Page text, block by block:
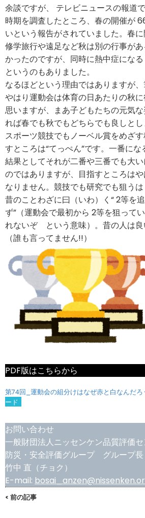
余談ですが、 テレビニュースの報道
時期を調査したところ、春の開催が
いという報告がされていました。春に
修学旅行や遠足など秋は別の行事が
かったのですが、同時に熱中症にな
というのもありました。
なるほどという理由ではありますが
やはり運動会は体育の日あたりの秋
思いますが、まあ子どもたちの元気
れば春でも秋でもどちらでも良しとし
スポーツ競技でもノーベル賞をめざ
すところは“てっぺん”です。一番にな
結果としてそれが二番や三番でも大
のではありますが、目指すところは
なりません。競技でも研究でも狙うは
昔のことわざに曰（いわ）く“ 2等を
ず”（運動会で最初から 2等を狙って
れないぞ という意味）。昔の人は良
（誰も言ってません!!）
PDF版はこちらから
第74回_運動会の組分けはなぜ赤と白なんだろ
ード
お問い合わせ
一般財団法人ニッセンケン品質評価
防災・安全評価グループ グループ長
竹中 直（チョク）
E-mail:
< 前の記事